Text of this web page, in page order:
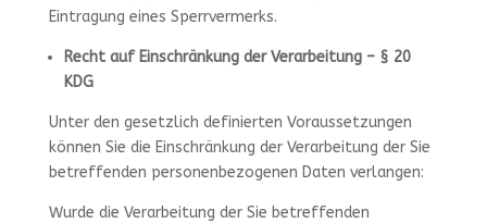
Eintragung eines Sperrvermerks.
Recht auf Einschränkung der Verarbeitung – § 20
KDG
Unter den gesetzlich definierten Voraussetzungen
können Sie die Einschränkung der Verarbeitung der Sie
betreffenden personenbezogenen Daten verlangen:
Wurde die Verarbeitung der Sie betreffenden